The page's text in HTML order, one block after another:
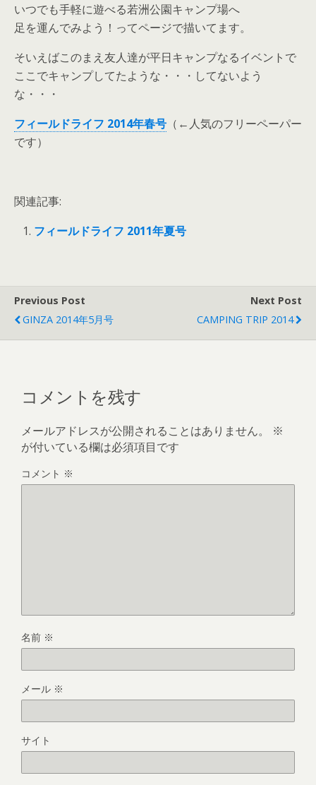
いつでも手軽に遊べる若洲公園キャンプ場へ
足を運んでみよう！ってページで描いてます。
そいえばこのまえ友人達が平日キャンプなるイベントで
ここでキャンプしてたような・・・してないよう
な・・・
フィールドライフ 2014年春号 （←人気のフリーペーパー
です）
関連記事:
フィールドライフ 2011年夏号
Previous Post
GINZA 2014年5月号
Next Post
CAMPING TRIP 2014
コメントを残す
メールアドレスが公開されることはありません。
※
が付いている欄は必須項目です
コメント ※
名前 ※
メール ※
サイト